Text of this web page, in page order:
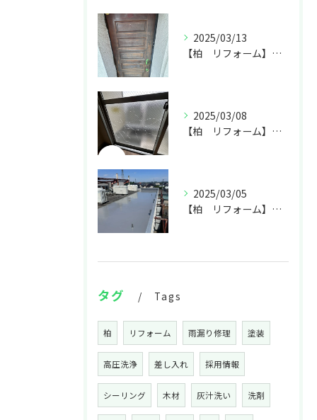
2025/03/13
【柏 リフォーム】塗装工事ならARiseに🏠
2025/03/08
【柏 リフォーム】窓ガラス等の交換もお任せ下さい！🏠
2025/03/05
【柏 リフォーム】防水工事🏠
タグ Tags
柏 リフォーム 雨漏り修理 塗装
高圧洗浄 差し入れ 採用情報
シーリング 木材 灰汁洗い 洗剤